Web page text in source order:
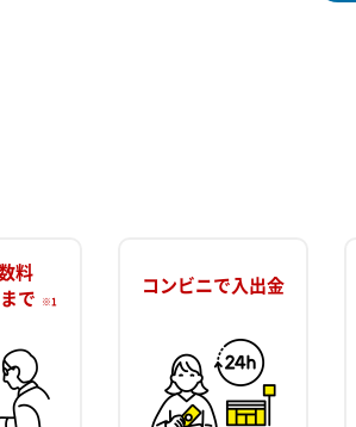
料
で ※1
コンビニで入出金